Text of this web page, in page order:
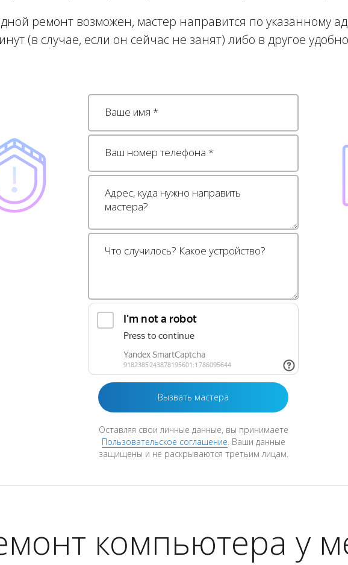
ремонт возможен, мастер направится по указанному
(в случае, если он сейчас не занят) либо в другое
Оставляя свои личные данные, вы принимаете
Пользовательское соглашение. Ваши данные
защищены и не раскрываются третьим лицам.
компьютера у